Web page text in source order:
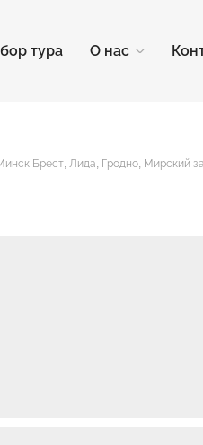
тура О нас
Брест, Лида, Гродно, Мирский